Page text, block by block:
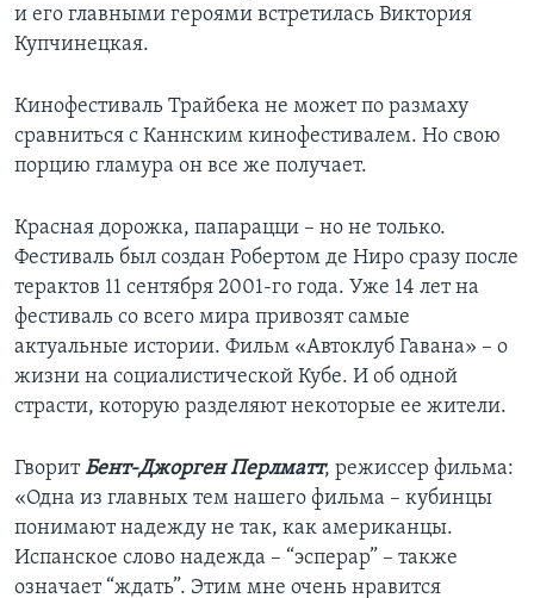
и его главными героями встретилась Виктория
Купчинецкая.
Кинофестиваль Трайбека не может по размаху
сравниться с Каннским кинофестивалем. Но свою
порцию гламура он все же получает.
Красная дорожка, папарацци – но не только.
Фестиваль был создан Робертом де Ниро сразу после
терактов 11 сентября 2001-го года. Уже 14 лет на
фестиваль со всего мира привозят самые
актуальные истории. Фильм «Автоклуб Гавана» – о
жизни на социалистической Кубе. И об одной
страсти, которую разделяют некоторые ее жители.
ГворитБент-Джорген Перлматт, режиссер фильма:
«Одна из главных тем нашего фильма – кубинцы
понимают надежду не так, как американцы.
Испанское слово надежда – “эсперар” – также
означает “ждать”. Этим мне очень нравится